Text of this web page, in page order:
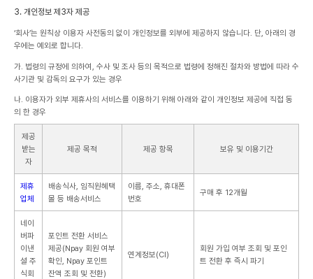
3. 개인정보 제3자 제공
‘회사’는 원칙상 이용자 사전동의 없이 개인정보를 외부에 제공하지 않습니다. 단, 아래의 경
우에는 예외로 합니다.
가. 법령의 규정에 의하여, 수사 및 조사 등의 목적으로 법령에 정해진 절차와 방법에 따라 수
사기관 및 감독의 요구가 있는 경우
나. 이용자가 외부 제휴사의 서비스를 이용하기 위해 아래와 같이 개인정보 제공에 직접 동
의 한 경우
제공
받는
자
제공 목적 제공 항목 보유 및 이용기간
제휴
업체
배송식사, 임직원혜택
몰 등 배송서비스
이름, 주소, 휴대폰
번호
구매 후 12개월
네이
버파
이낸
셜 주
식회
포인트 전환 서비스
제공(Npay 회원 여부
확인, Npay 포인트
잔액 조회 및 전환)
연계정보(CI)
회원 가입 여부 조회 및 포인
트 전환 후 즉시 파기